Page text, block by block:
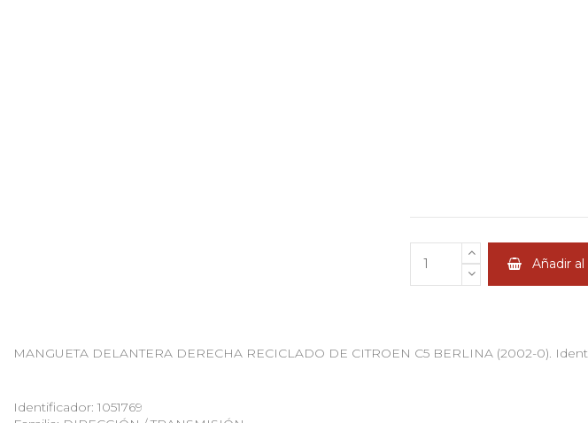
Añadir
MANGUETA DELANTERA DERECHA RECICLADO DE CITROEN C5 BERLINA (2002-0).
Identificador: 1051769